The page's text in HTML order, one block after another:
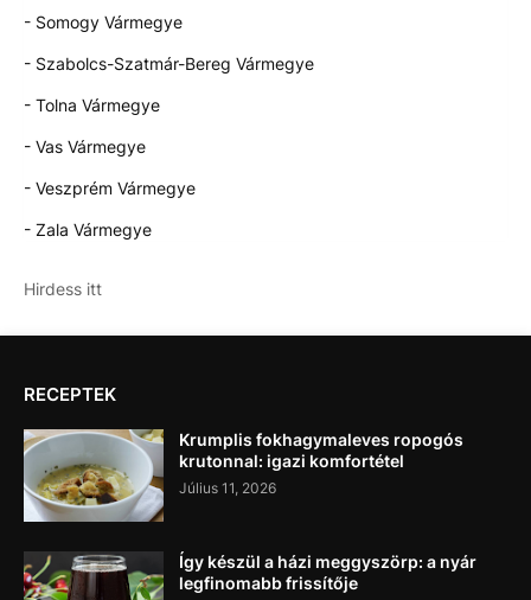
- Somogy Vármegye
- Szabolcs-Szatmár-Bereg Vármegye
- Tolna Vármegye
- Vas Vármegye
- Veszprém Vármegye
- Zala Vármegye
Hirdess itt
RECEPTEK
Krumplis fokhagymaleves ropogós
krutonnal: igazi komfortétel
Július 11, 2026
Így készül a házi meggyszörp: a nyár
legfinomabb frissítője